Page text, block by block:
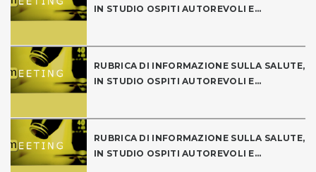
IN STUDIO OSPITI AUTOREVOLI E...
RUBRICA DI INFORMAZIONE SULLA SALUTE,
IN STUDIO OSPITI AUTOREVOLI E...
RUBRICA DI INFORMAZIONE SULLA SALUTE,
IN STUDIO OSPITI AUTOREVOLI E...